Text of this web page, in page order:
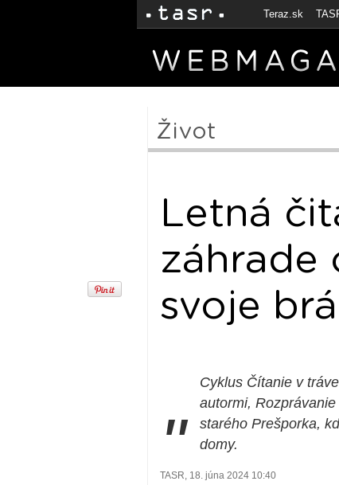
Teraz.sk
Život
Letná
záhrade
svoje
"
Cyklus Čítanie v
autormi,
starého Prešporka,
domy.
TASR, 18. júna 2024 10:40